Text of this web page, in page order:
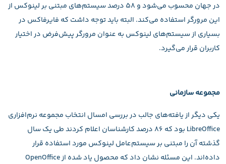
در جهان محسوب می‌شود و ۵۸ درصد سیستم‌های مبتنی بر لینوکس از
این مرورگر استفاده می‌کند. البته باید توجه داشت که فایرفاکس در
بسیاری از سیستم‌های لینوکس به عنوان مرورگر پیش‌فرض در اختیار
کاربران قرار می‌گیرد.
مجموعه‌‌ سازمانی
یکی دیگر از یافته‌های جالب در بررسی امسال انتخاب مجموعه نرم‌افزاری
LibreOffice بود که ۸۶ درصد کارشناسان اعلام کردند طی یک سال
گذشته آن را مبتنی بر سیستم‌عامل لینوکس مورد استفاده قرار
داده‌اند. این مسئله نشان داد که محصول یاد شده از OpenOffice